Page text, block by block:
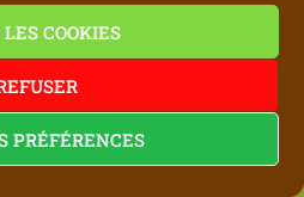
COOKIES
PRÉFÉRENCES